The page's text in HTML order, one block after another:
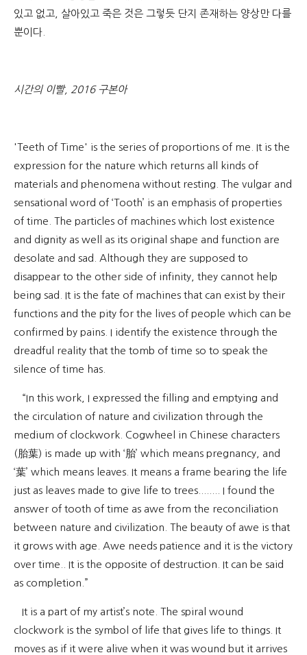
있고 없고, 살아있고 죽은 것은 그렇듯 단지 존재하는 양상만 다를
뿐이다.
시간의 이빨, 2016 구본아
'Teeth of Time' is the series of proportions of me. It is the
expression for the nature which returns all kinds of
materials and phenomena without resting. The vulgar and
sensational word of ‘Tooth’ is an emphasis of properties
of time. The particles of machines which lost existence
and dignity as well as its original shape and function are
desolate and sad. Although they are supposed to
disappear to the other side of infinity, they cannot help
being sad. It is the fate of machines that can exist by their
functions and the pity for the lives of people which can be
confirmed by pains. I identify the existence through the
dreadful reality that the tomb of time so to speak the
silence of time has.
“In this work, I expressed the filling and emptying and
the circulation of nature and civilization through the
medium of clockwork. Cogwheel in Chinese characters
(胎葉) is made up with ‘胎’ which means pregnancy, and
‘葉’ which means leaves. It means a frame bearing the life
just as leaves made to give life to trees........ I found the
answer of tooth of time as awe from the reconciliation
between nature and civilization. The beauty of awe is that
it grows with age. Awe needs patience and it is the victory
over time.. It is the opposite of destruction. It can be said
as completion.”
It is a part of my artist’s note. The spiral wound
clockwork is the symbol of life that gives life to things. It
moves as if it were alive when it was wound but it arrives